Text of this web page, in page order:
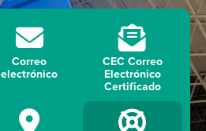
Correo
electrónico
CEC Correo
Electrónico
Certificado